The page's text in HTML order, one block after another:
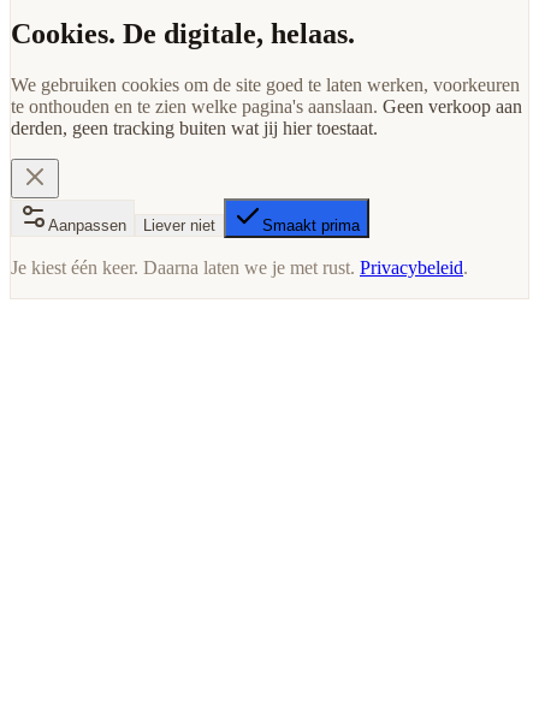
Cookies. De digitale, helaas.
We gebruiken cookies om de site goed te laten werken, voorkeuren
te onthouden en te zien welke pagina's aanslaan. Geen verkoop aan
derden, geen tracking buiten wat jij hier toestaat.
Aanpassen Liever niet Smaakt prima
Je kiest één keer. Daarna laten we je met rust. Privacybeleid.